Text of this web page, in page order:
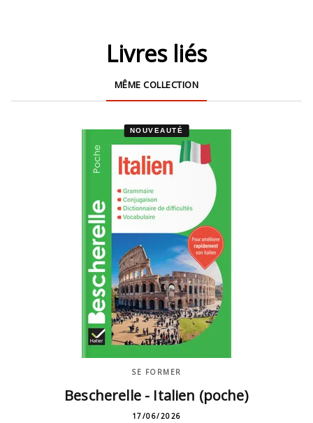
Livres liés
MÊME COLLECTION
NOUVEAUTÉ
SE FORMER
Bescherelle - Italien (poche)
17/06/2026